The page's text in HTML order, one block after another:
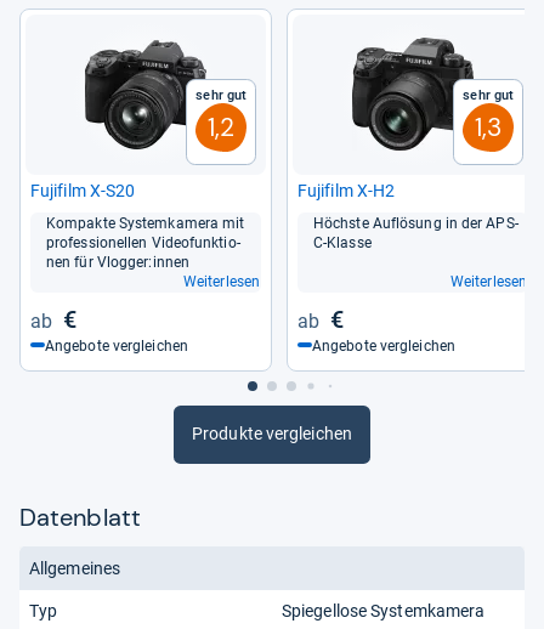
Sehr gut
1,2
Fuji­film X-​S20
Kom­pakte Sys­tem­ka­mera mit
pro­fes­sio­nel­len Video­funk­tio­
nen für Vlog­ger:innen
Weiterlesen
€
Angebote vergleichen
Sehr gut
1,3
Fuji­film X-​H2
Höchste Auf­lö­sung in der APS-​
C-​Klasse
Weiterlesen
€
Angebote vergleichen
Produkte vergleichen
Datenblatt
Allgemeines
Typ Spiegellose Systemkamera